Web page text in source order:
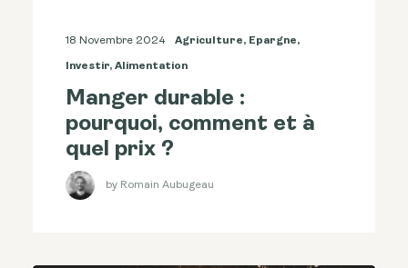
18 Novembre 2024 Agriculture, Epargne,
Investir, Alimentation
Manger durable :
pourquoi, comment et à
quel prix ?
by Romain Aubugeau